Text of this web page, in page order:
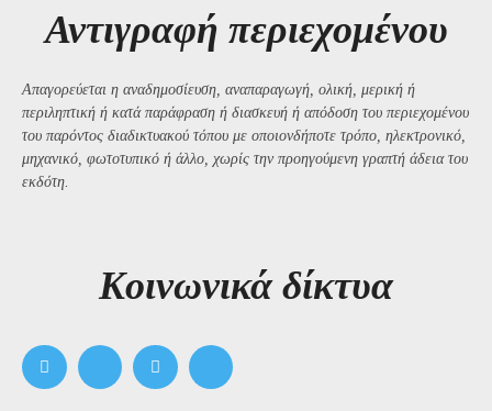
Αντιγραφή περιεχομένου
Απαγορεύεται η αναδημοσίευση, αναπαραγωγή, ολική, μερική ή
περιληπτική ή κατά παράφραση ή διασκευή ή απόδοση του περιεχομένου
του παρόντος διαδικτυακού τόπου με οποιονδήποτε τρόπο, ηλεκτρονικό,
μηχανικό, φωτοτυπικό ή άλλο, χωρίς την προηγούμενη γραπτή άδεια του
εκδότη.
Kοινωνικά δίκτυα